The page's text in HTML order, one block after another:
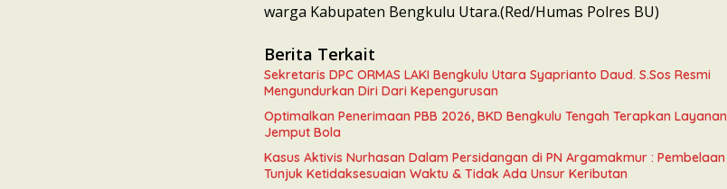
warga Kabupaten Bengkulu Utara.(Red/Humas Polres BU)
Berita Terkait
Sekretaris DPC ORMAS LAKI Bengkulu Utara Syaprianto Daud. S.Sos Resmi
Mengundurkan Diri Dari Kepengurusan
Optimalkan Penerimaan PBB 2026, BKD Bengkulu Tengah Terapkan Layanan
Jemput Bola
Kasus Aktivis Nurhasan Dalam Persidangan di PN Argamakmur : Pembelaan
Tunjuk Ketidaksesuaian Waktu & Tidak Ada Unsur Keributan